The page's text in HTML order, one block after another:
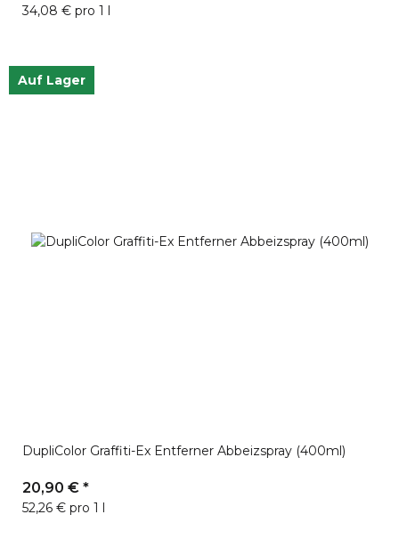
34,08 € pro 1 l
Auf Lager
DupliColor Graffiti-Ex Entferner Abbeizspray (400ml)
20,90 € *
52,26 € pro 1 l